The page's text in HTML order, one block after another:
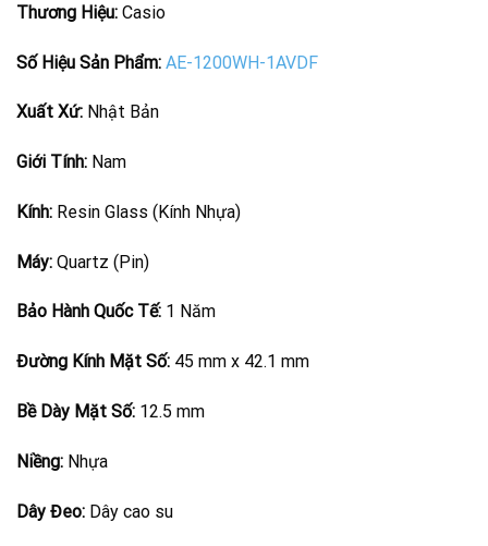
Thương Hiệu: Casio
Số Hiệu Sản Phẩm: AE-1200WH-1AVDF
Xuất Xứ: Nhật Bản
Giới Tính: Nam
Kính: Resin Glass (Kính Nhựa)
Máy: Quartz (Pin)
Bảo Hành Quốc Tế: 1 Năm
Đường Kính Mặt Số: 45 mm x 42.1 mm
Bề Dày Mặt Số: 12.5 mm
Niềng: Nhựa
Dây Đeo: Dây cao su